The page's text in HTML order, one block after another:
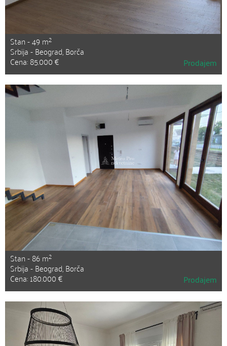
Stan - 49 m2
Srbija - Beograd, Borča
Cena: 85.000 € Prodajem
Stan - 86 m2
Srbija - Beograd, Borča
Cena: 180.000 € Prodajem